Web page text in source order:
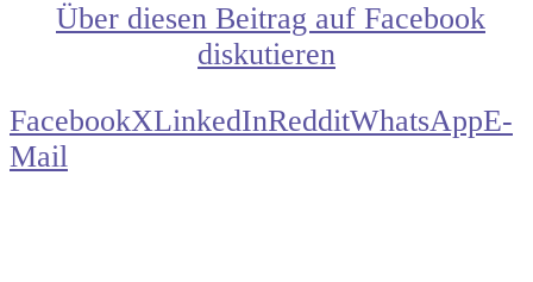
Über diesen Beitrag auf Facebook
diskutieren
FacebookXLinkedInRedditWhatsAppE-
Mail